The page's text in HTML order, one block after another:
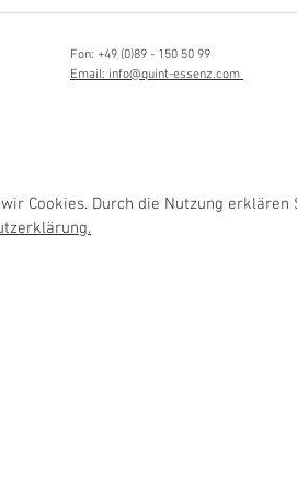
Fon: +49 (0)89 - 150 50 99
Email: info@quint-essenz.com
Cookies. Durch die Nutzung